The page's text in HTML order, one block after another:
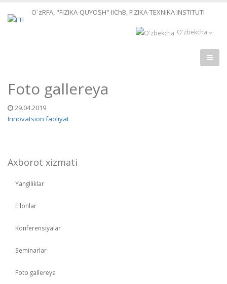
O`zRFA, "FIZIKA-QUYOSH" IIChB, FIZIKA-TEXNIKA INSTITUTI
O'zbekcha
Foto gallereya
29.04.2019
Innovatsion faoliyat
Axborot xizmati
Yangiliklar
E'lonlar
Konferensiyalar
Seminarlar
Foto gallereya